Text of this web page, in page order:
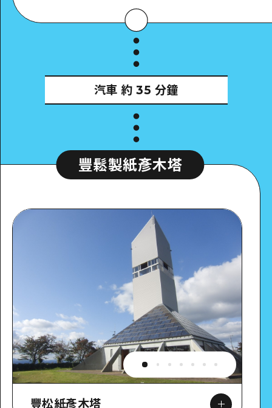
汽車 約 35 分鐘
豐鬆製紙彥木塔
豐松紙彥木塔